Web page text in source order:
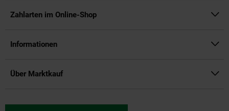
Zahlarten im Online-Shop
Informationen
Über Marktkauf